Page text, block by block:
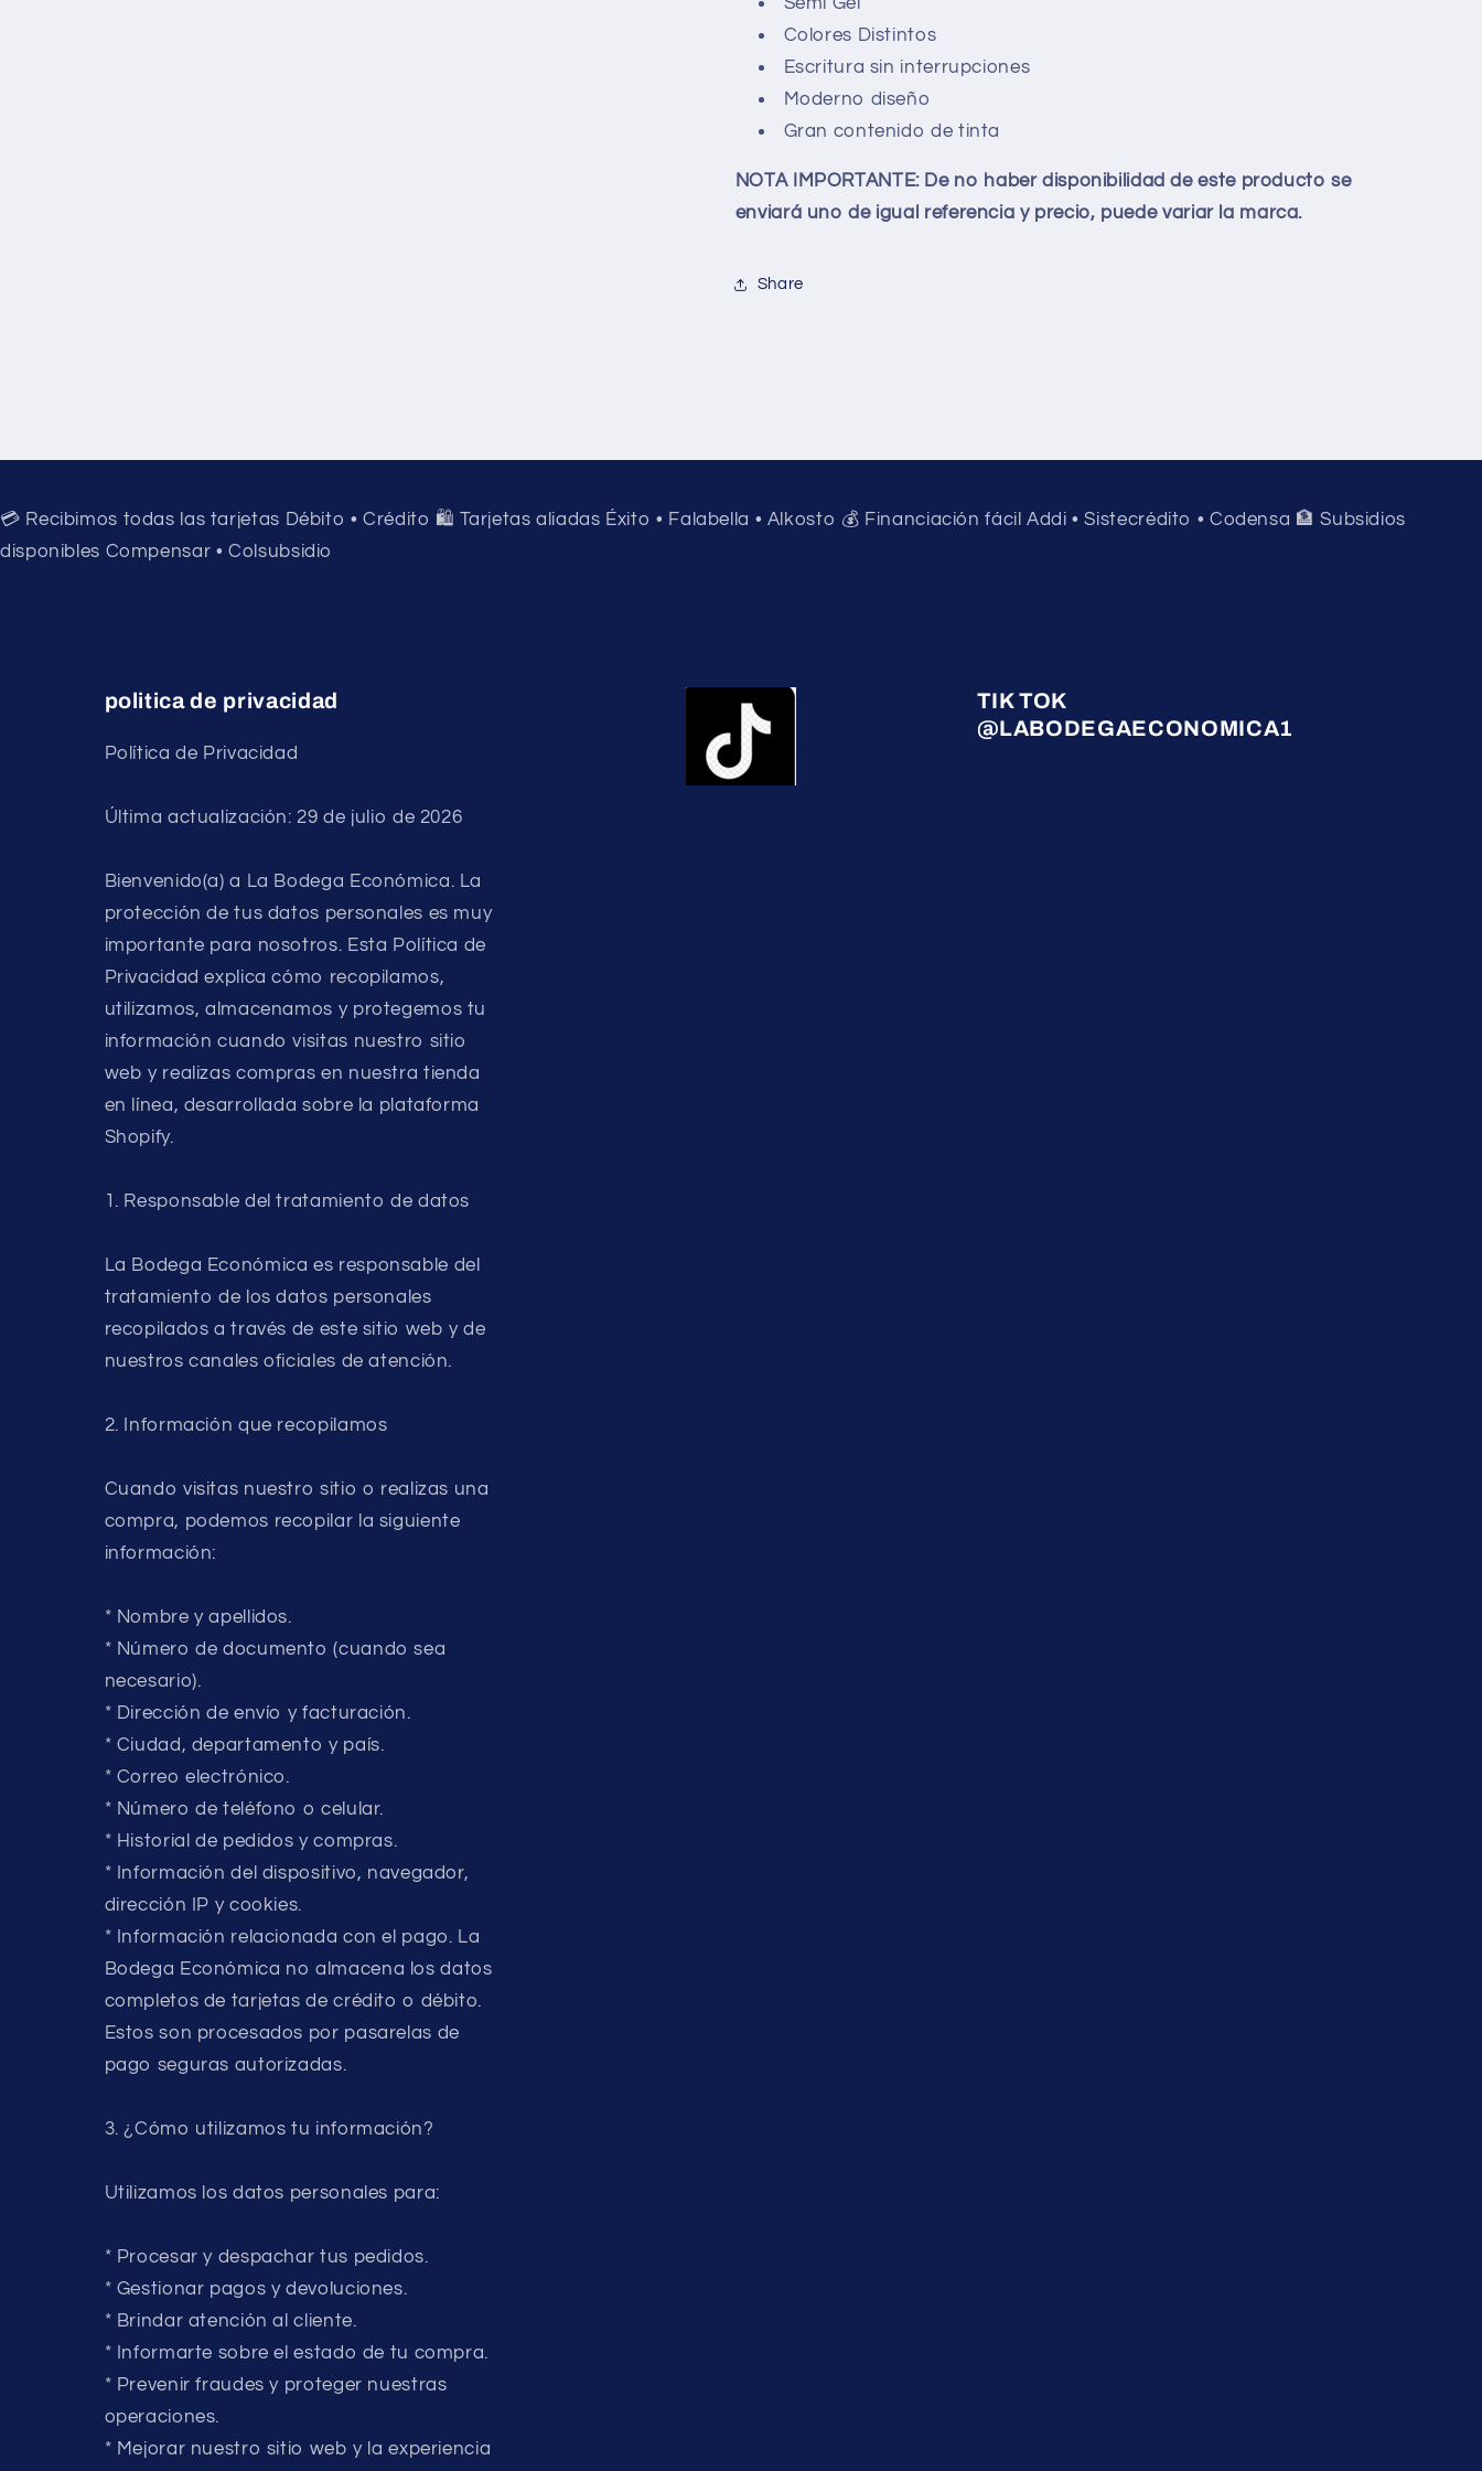
Colores Distintos
Escritura sin interrupciones
Moderno diseño
Gran contenido de tinta
NOTA IMPORTANTE: De no haber disponibilidad de este producto se
enviará uno de igual referencia y precio, puede variar la marca.
Share
💳 Recibimos todas las tarjetas Débito • Crédito 🛍️ Tarjetas aliadas Éxito • Falabella • Alkosto 💰 Financiación fácil Addi • Sistecrédito • Codensa 🏦 Subsidios
disponibles Compensar • Colsubsidio
politica de privacidad
Política de Privacidad
Última actualización: 29 de julio de 2026
Bienvenido(a) a La Bodega Económica. La
protección de tus datos personales es muy
importante para nosotros. Esta Política de
Privacidad explica cómo recopilamos,
utilizamos, almacenamos y protegemos tu
información cuando visitas nuestro sitio
web y realizas compras en nuestra tienda
en línea, desarrollada sobre la plataforma
Shopify.
1. Responsable del tratamiento de datos
La Bodega Económica es responsable del
tratamiento de los datos personales
recopilados a través de este sitio web y de
nuestros canales oficiales de atención.
2. Información que recopilamos
Cuando visitas nuestro sitio o realizas una
compra, podemos recopilar la siguiente
información:
* Nombre y apellidos.
* Número de documento (cuando sea
necesario).
* Dirección de envío y facturación.
* Ciudad, departamento y país.
* Correo electrónico.
* Número de teléfono o celular.
* Historial de pedidos y compras.
* Información del dispositivo, navegador,
dirección IP y cookies.
* Información relacionada con el pago. La
Bodega Económica no almacena los datos
completos de tarjetas de crédito o débito.
Estos son procesados por pasarelas de
pago seguras autorizadas.
3. ¿Cómo utilizamos tu información?
Utilizamos los datos personales para:
* Procesar y despachar tus pedidos.
* Gestionar pagos y devoluciones.
* Brindar atención al cliente.
* Informarte sobre el estado de tu compra.
* Prevenir fraudes y proteger nuestras
operaciones.
* Mejorar nuestro sitio web y la experiencia
TIK TOK
@LABODEGAECONOMICA1